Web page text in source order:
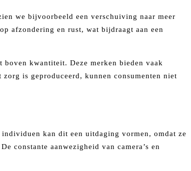
we bijvoorbeeld een verschuiving naar meer
afzondering en rust, wat bijdraagt aan een
kwantiteit. Deze merken bieden vaak
is geproduceerd, kunnen consumenten niet
kan dit een uitdaging vormen, omdat ze
constante aanwezigheid van camera’s en